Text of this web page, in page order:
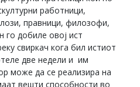
работници,
правници, филозофи,
го добиле овој ист
свиркач кога бил истиот
две недели и им
може да се реализира на
вешти способности во